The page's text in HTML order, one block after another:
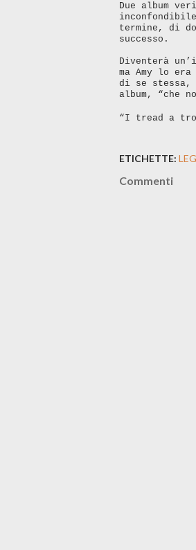
Due album
termine, di
successo.
Diventerà
ma Amy lo
di se
album, “che
“I tread a
ETICHETTE:
Commenti